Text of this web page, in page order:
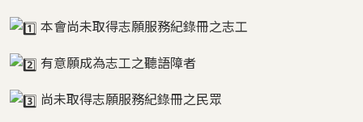
本會尚未取得志願服務紀錄冊之志工
有意願成為志工之聽語障者
尚未取得志願服務紀錄冊之民眾